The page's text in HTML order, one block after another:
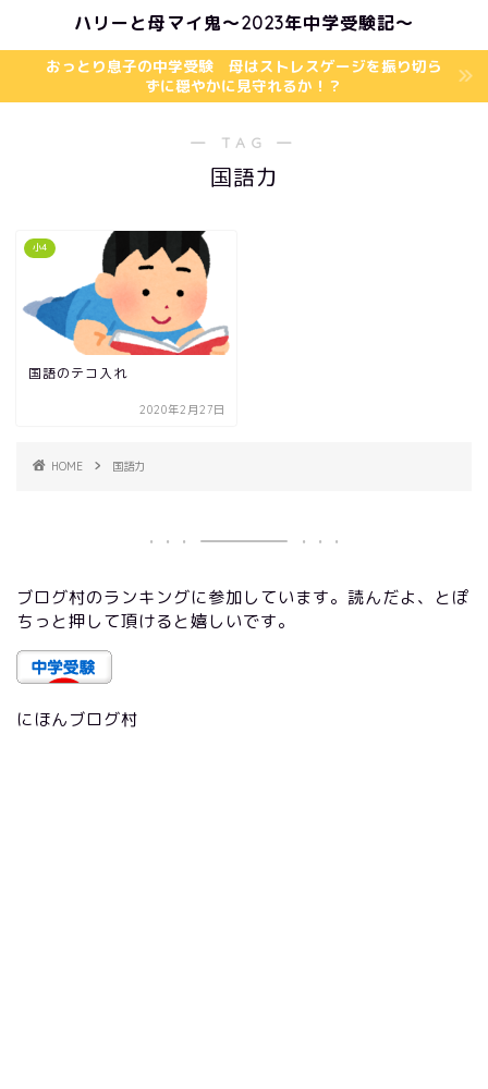
ハリーと母マイ鬼〜2023年中学受験記〜
おっとり息子の中学受験 母はストレスゲージを振り切ら
ずに穏やかに見守れるか！？
― TAG ―
国語力
小4
国語のテコ入れ
2020年2月27日
HOME 国語力
ブログ村のランキングに参加しています。読んだよ、とぽ
ちっと押して頂けると嬉しいです。
にほんブログ村